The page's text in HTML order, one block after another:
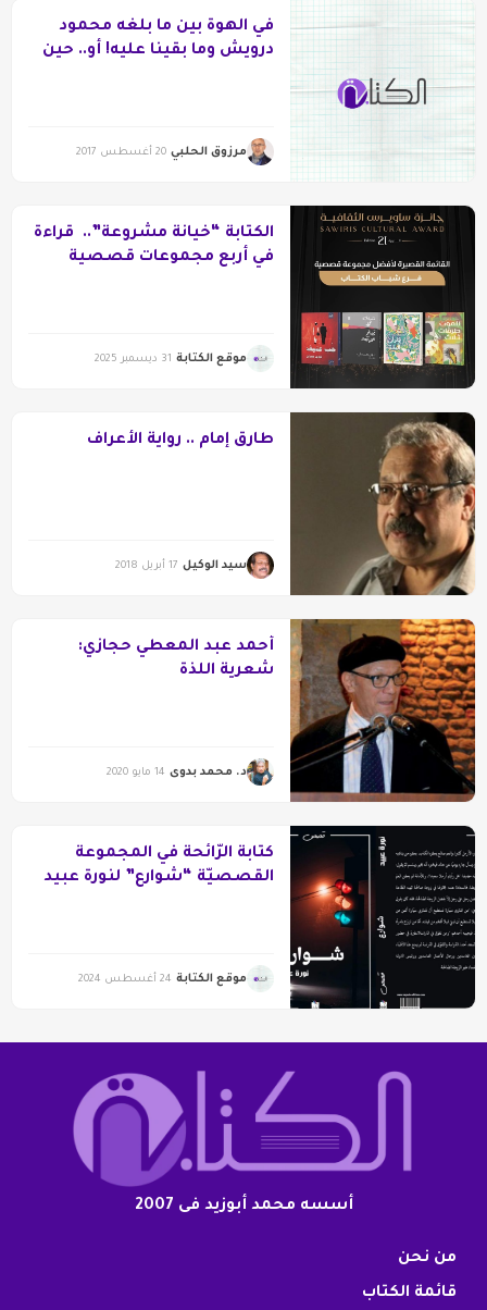
في الهوة بين ما بلغه محمود
درويش وما بقينا عليه! أو.. حين
مرزوق الحلبي 20 أغسطس 2017
الكتابة “خيانة مشروعة”.. قراءة
في أربع مجموعات قصصية
موقع الكتابة 31 ديسمبر 2025
طارق إمام .. رواية الأعراف
سيد الوكيل 17 أبريل 2018
أحمد عبد المعطي حجازي:
شعرية اللذة
د. محمد بدوى 14 مايو 2020
كتابة الرّائحة في المجموعة
القصصيّة “شوارع” لنورة عبيد
موقع الكتابة 24 أغسطس 2024
أسسه محمد أبوزيد فى 2007
من نحن
قائمة الكتاب